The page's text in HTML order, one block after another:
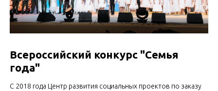
Всероссийский конкурс "Семья
года"
С 2018 года Центр развития социальных проектов по заказу